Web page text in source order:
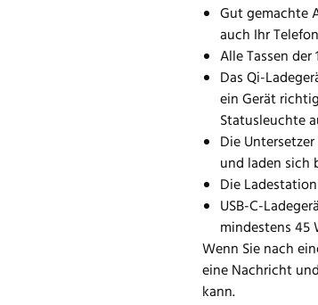
Gut gemachte
auch Ihr
Alle Tassen
Das Qi-
ein Gerät
Statusleuchte
Die
und laden sich
Die
USB-C-
mindestens 45
Wenn Sie nach
eine Nachricht
kann.